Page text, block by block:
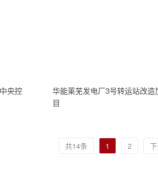
央控
华能莱芜发电厂3号转运站改造
目
共14条 1 2